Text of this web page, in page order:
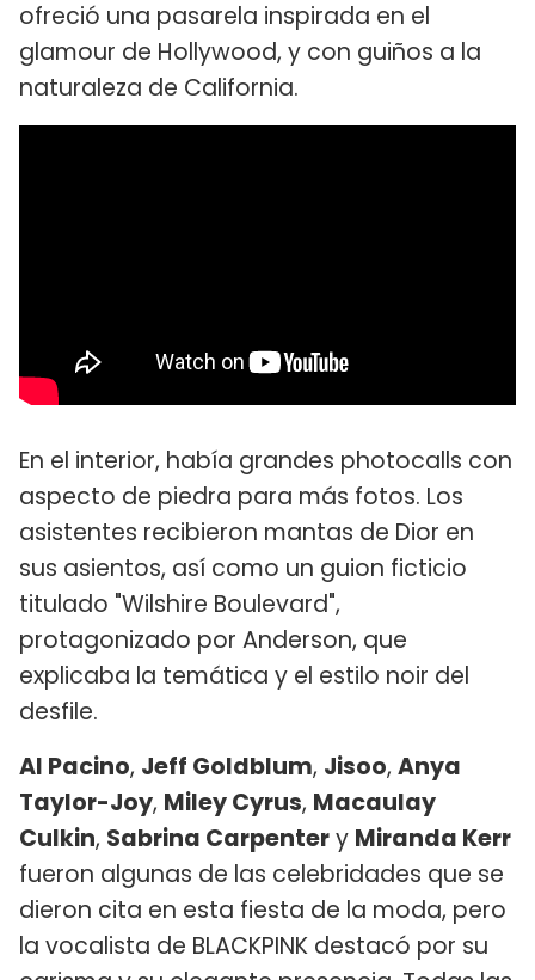
ofreció una pasarela inspirada en el
glamour de Hollywood, y con guiños a la
naturaleza de California.
En el interior, había grandes photocalls con
aspecto de piedra para más fotos. Los
asistentes recibieron mantas de Dior en
sus asientos, así como un guion ficticio
titulado "Wilshire Boulevard",
protagonizado por Anderson, que
explicaba la temática y el estilo noir del
desfile.
Al Pacino, Jeff Goldblum, Jisoo, Anya
Taylor-Joy, Miley Cyrus, Macaulay
Culkin, Sabrina Carpentery Miranda Kerr
fueron algunas de las celebridades que se
dieron cita en esta fiesta de la moda, pero
la vocalista de BLACKPINK destacó por su